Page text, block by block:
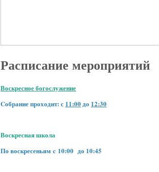
Расписание мероприятий
Воскресное богослужение
Cобрание проходит: с 11:00до 12:30
Воскресная школа
По воскресеньям c 10:00 до 10:45